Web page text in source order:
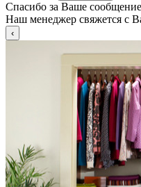
Спасибо за Ваше
Наш менеджер свяжется с